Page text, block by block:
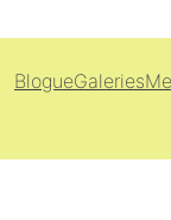
BlogueGaleries